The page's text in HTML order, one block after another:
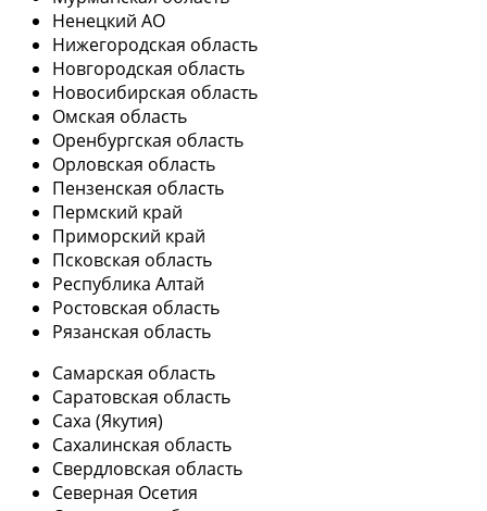
Ненецкий АО
Нижегородская область
Новгородская область
Новосибирская область
Омская область
Оренбургская область
Орловская область
Пензенская область
Пермский край
Приморский край
Псковская область
Республика Алтай
Ростовская область
Рязанская область
Самарская область
Саратовская область
Саха (Якутия)
Сахалинская область
Свердловская область
Северная Осетия